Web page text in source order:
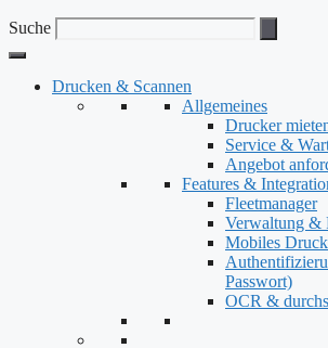
Suche
Drucken & Scannen
Allgemeines
Drucker
Service &
Angebot
Features &
Fleetmanager
Verwaltung &
Mobiles
Passwort)
OCR &